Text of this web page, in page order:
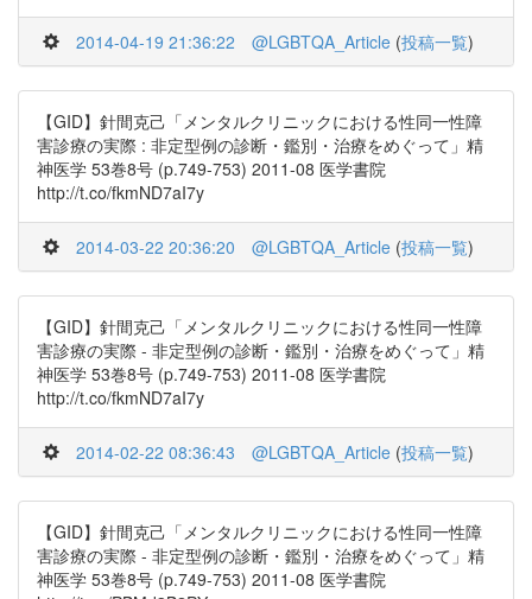
2014-04-19 21:36:22 @LGBTQA_Article (投稿一覧)
【GID】針間克己「メンタルクリニックにおける性同一性障
害診療の実際 : 非定型例の診断・鑑別・治療をめぐって」精
神医学 53巻8号 (p.749-753) 2011-08 医学書院
http://t.co/fkmND7aI7y
2014-03-22 20:36:20 @LGBTQA_Article (投稿一覧)
【GID】針間克己「メンタルクリニックにおける性同一性障
害診療の実際 - 非定型例の診断・鑑別・治療をめぐって」精
神医学 53巻8号 (p.749-753) 2011-08 医学書院
http://t.co/fkmND7aI7y
2014-02-22 08:36:43 @LGBTQA_Article (投稿一覧)
【GID】針間克己「メンタルクリニックにおける性同一性障
害診療の実際 - 非定型例の診断・鑑別・治療をめぐって」精
神医学 53巻8号 (p.749-753) 2011-08 医学書院